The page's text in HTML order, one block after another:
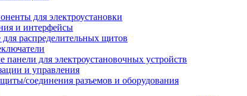
для электроустановки
и интерфейсы
распределительных щитов
для электроустановочных устройств
и управления
соединения разъемов и оборудования